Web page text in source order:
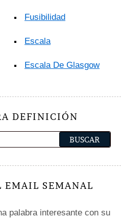
Fusibilidad
Escala
Escala De Glasgow
DEFINICIÓN
EMAIL SEMANAL
palabra interesante con su